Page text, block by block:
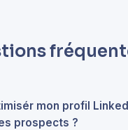
mon profil
prospects ?